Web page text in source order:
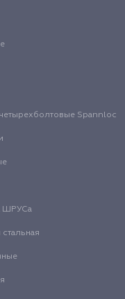
Spannloc
ШРУСа